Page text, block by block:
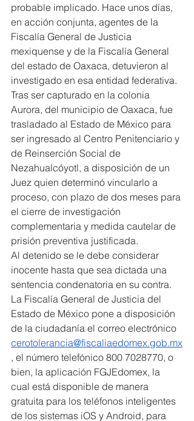
probable implicado. Hace unos días,
en acción conjunta, agentes de la
Fiscalía General de Justicia
mexiquense y de la Fiscalía General
del estado de Oaxaca, detuvieron al
investigado en esa entidad federativa.
Tras ser capturado en la colonia
Aurora, del municipio de Oaxaca, fue
trasladado al Estado de México para
ser ingresado al Centro Penitenciario y
de Reinserción Social de
Nezahualcóyotl, a disposición de un
Juez quien determinó vincularlo a
proceso, con plazo de dos meses para
el cierre de investigación
complementaria y medida cautelar de
prisión preventiva justificada.
Al detenido se le debe considerar
inocente hasta que sea dictada una
sentencia condenatoria en su contra.
La Fiscalía General de Justicia del
Estado de México pone a disposición
de la ciudadanía el correo electrónico
cerotolerancia@fiscaliaedomex.gob.mx
, el número telefónico 800 7028770, o
bien, la aplicación FGJEdomex, la
cual está disponible de manera
gratuita para los teléfonos inteligentes
de los sistemas iOS y Android, para